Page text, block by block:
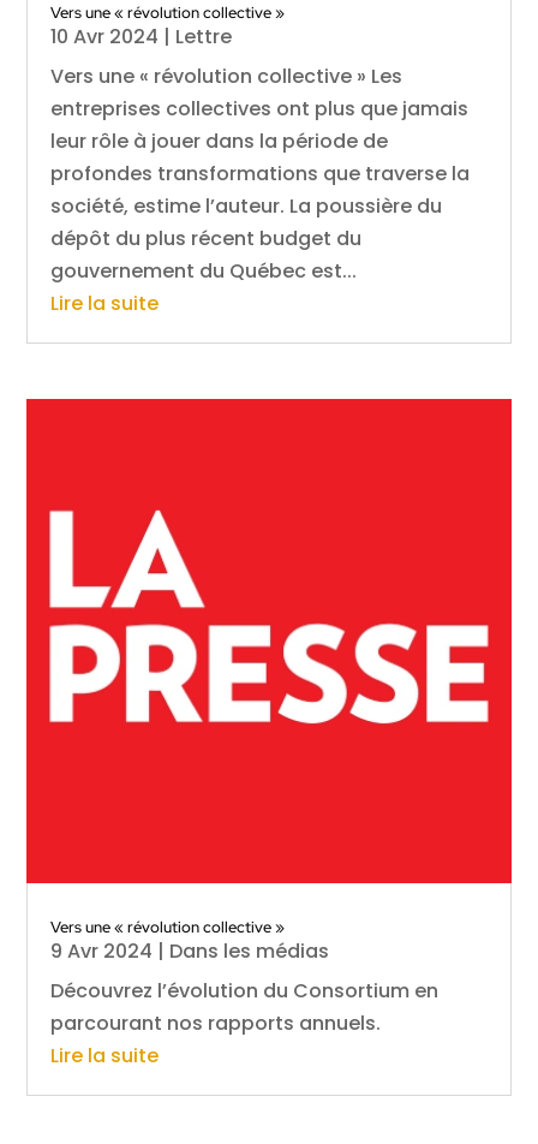
Vers une « révolution collective »
10 Avr 2024 | Lettre
Vers une « révolution collective » Les
entreprises collectives ont plus que jamais
leur rôle à jouer dans la période de
profondes transformations que traverse la
société, estime l’auteur. La poussière du
dépôt du plus récent budget du
gouvernement du Québec est...
Lire la suite
Vers une « révolution collective »
9 Avr 2024 | Dans les médias
Découvrez l’évolution du Consortium en
parcourant nos rapports annuels.
Lire la suite